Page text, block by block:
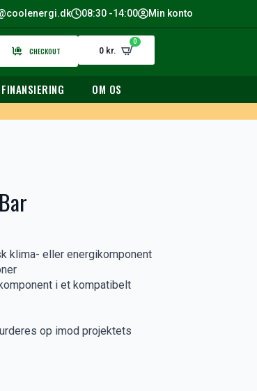
08:30 -14:00 Min konto
CHECKOUT 0 kr.
0
FINANSIERING OM OS
klima- eller energikomponent
i et kompatibelt
op imod projektets